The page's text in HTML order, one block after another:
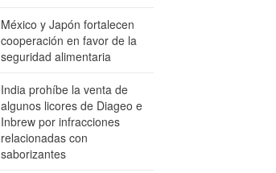
México y Japón fortalecen
cooperación en favor de la
seguridad alimentaria
India prohíbe la venta de
algunos licores de Diageo e
Inbrew por infracciones
relacionadas con
saborizantes